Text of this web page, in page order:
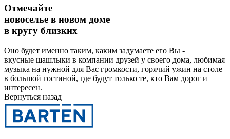
Отмечайте
новоселье в новом доме
в кругу близких
Оно будет именно таким, каким задумаете его Вы -
вкусные шашлыки в компании друзей у своего дома, любимая
музыка на нужной для Вас громкости, горячий ужин на столе
в большой гостиной, где будут только те, кто Вам дорог и
интересен.
Вернуться назад